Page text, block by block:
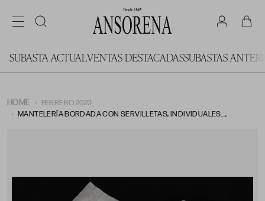
SUBASTA ACTUALVENTAS DESTACADASSUBASTAS
HOME
FEBRERO 2023
MANTELERÍA BORDADA CON SERVILLETAS, INDIVIDUALES...,